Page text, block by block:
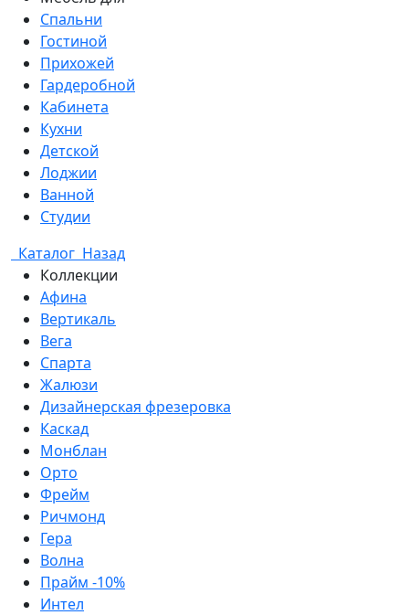
Спальни
Гостиной
Прихожей
Гардеробной
Кабинета
Кухни
Детской
Лоджии
Ванной
Студии
Каталог Назад
Коллекции
Афина
Вертикаль
Вега
Спарта
Жалюзи
Дизайнерская фрезеровка
Каскад
Монблан
Орто
Фрейм
Ричмонд
Гера
Волна
Прайм -10%
Интел